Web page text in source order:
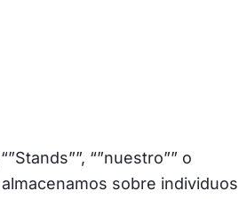
“”nuestro”” o
sobre individuos